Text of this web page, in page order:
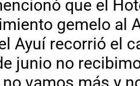
que el
gemelo al
Ayuí recorrió el
junio no